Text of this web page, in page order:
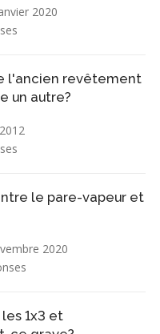
2020
l'ancien revêtement
un autre?
le pare-vapeur et
2020
1x3 et